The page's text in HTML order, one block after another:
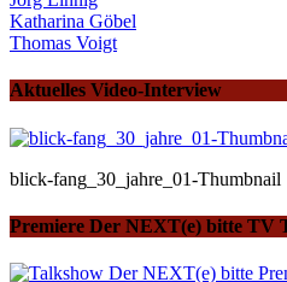
Katharina Göbel
Thomas Voigt
Aktuelles Video-Interview
blick-fang_30_jahre_01-Thumbnail
Premiere Der NEXT(e) bitte TV